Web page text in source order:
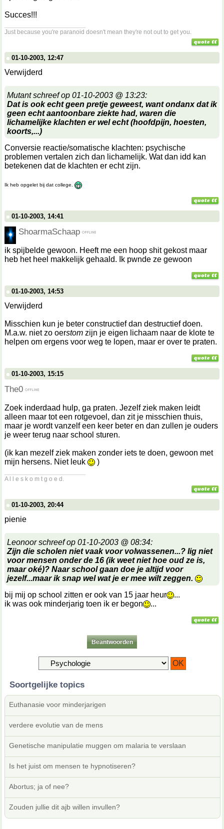
Succes!!!
Just because you're paranoid doesn't mean they're not out to get you.
01-10-2003, 12:47
Verwijderd
Mutant schreef op 01-10-2003 @ 13:23:
Dat is ook echt geen pretje geweest, want ondanx dat ik
geen echt aantoonbare ziekte had, waren die
lichamelijke klachten er wel echt (hoofdpijn, hoesten,
koorts,...)
Conversie reactie/somatische klachten: psychische
problemen vertalen zich dan lichamelijk. Wat dan idd kan
betekenen dat de klachten er echt zijn.
Ik heb opgelet bij dat college.
01-10-2003, 14:41
ShoarmaSchaap
ik spijbelde gewoon. Heeft me een hoop shit gekost maar
heb het heel makkelijk gehaald. Ik pwnde ze gewoon
01-10-2003, 14:53
Verwijderd
Misschien kun je beter constructief dan destructief doen.
M.a.w. niet zo oerstom zijn je eigen lichaam naar de klote te
helpen om ergens voor weg te lopen, maar er over te praten.
01-10-2003, 15:15
The0
Zoek inderdaad hulp, ga praten. Jezelf ziek maken leidt
alleen maar tot een rotgevoel, dan zit je misschien thuis,
maar je wordt vanzelf een keer beter en dan zullen je ouders
je weer terug naar school sturen.
(ik kan mezelf ziek maken zonder iets te doen, gewoon met
mijn hersens. Niet leuk
)
A l l e s k o m t g o e d.
01-10-2003, 20:44
pienie
Leonoor schreef op 01-10-2003 @ 08:34:
Zijn die scholen niet vaak voor volwassenen...? Iig niet
voor mensen onder de 16 (ik weet niet hoe oud ze is,
maar oké)? Naar school gaan doe je altijd voor
jezelf...maar ik snap wel wat je er mee wilt zeggen.
bij mij op school zitten er ook van 15 jaar heur
...
ik was ook minderjarig toen ik er begon
...
Beantwoorden
Soortgelijke topics
Euthanasie voor minderjarigen
verdere evolutie van de mens
Genetische manipulatie muggen om malaria te verslaan
Is het juist om mensen te hypnotiseren?
Abortus; ja of nee?
Zouden jullie dit ajb willen invullen?